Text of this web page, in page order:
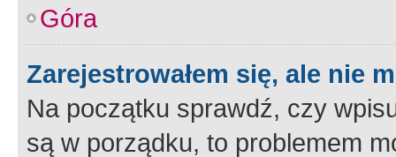
Góra
Zarejestrowałem się, ale nie
Na początku sprawdź, czy
są w porządku, to problemem